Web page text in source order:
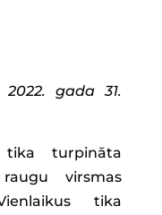
gada 31.
turpināta
virsmas
tika